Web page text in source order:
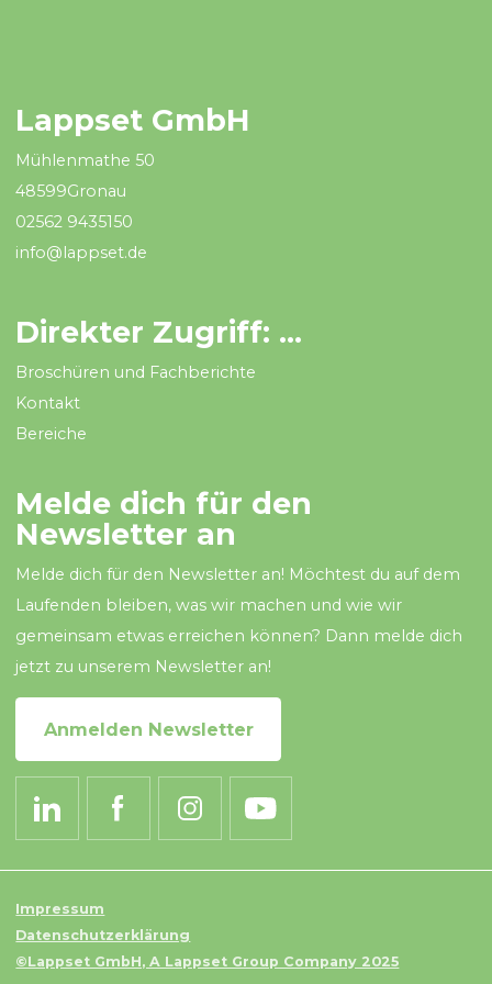
Lappset GmbH
Mühlenmathe 50
48599Gronau
02562 9435150
info@lappset.de
Direkter Zugriff: ...
Broschüren und Fachberichte
Kontakt
Bereiche
Melde dich für den
Newsletter an
Melde dich für den Newsletter an! Möchtest du auf dem
Laufenden bleiben, was wir machen und wie wir
gemeinsam etwas erreichen können? Dann melde dich
jetzt zu unserem Newsletter an!
Anmelden Newsletter
Impressum
Datenschutzerklärung
©Lappset GmbH, A Lappset Group Company 2025